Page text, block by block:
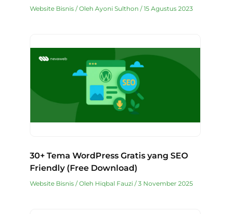
Website Bisnis/ Oleh Ayoni Sulthon /15 Agustus 2023
30+ Tema WordPress Gratis yang SEO
Friendly (Free Download)
Website Bisnis/ Oleh Hiqbal Fauzi /3 November 2025